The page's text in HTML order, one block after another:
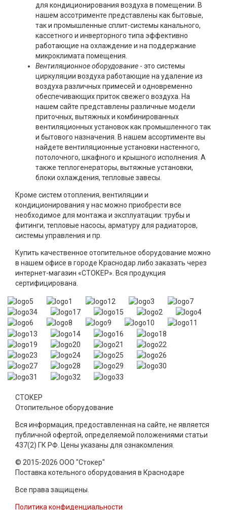
для кондиционирования воздуха в помещении. В
нашем ассотрименте представлены как бытовые,
так и промышленные сплит-системы канального,
кассетного и инверторного типа эффективно
работающие на охлаждение и на поддержание
микроклимата помещения.
Вентиляционное оборудование - это системы
циркуляции воздуха работающие на удаление из
воздуха различных примесей и одновременно
обеспечивающих приток свежего воздуха. На
нашем сайте представлены различные модели
приточных, вытяжных и комбинированных
вентиляционных установок как промышленного так
и бытового назначения. В нашем ассортименте вы
найдете вентиляционные установки настенного,
потолочного, шкафного и крышного исполнения. А
также теплогенераторы, вытяжные установки,
блоки охлаждения, тепловые завесы.
Кроме систем отопления, вентиляции и
кондиционирования у нас можно приобрести все
необходимое для монтажа и эксплуатации: трубы и
фитинги, тепловые насосы, арматуру для радиаторов,
системы управления и пр.
Купить качественное отопительное оборудование можно
в нашем офисе в городе Краснодар либо заказать через
интернет-магазин «СТОКЕР». Вся продукция
сертифицирована.
СТОКЕР
Отопительное оборудование
Вся информация, предоставленная на сайте, не является
публичной офертой, определяемой положениями статьи
437(2) ГК РФ. Цены указаны для ознакомления.
© 2015-2026 ООО "Стокер"
Поставка котельного оборудования в Краснодаре
Все права защищены.
Политика конфиденциальности